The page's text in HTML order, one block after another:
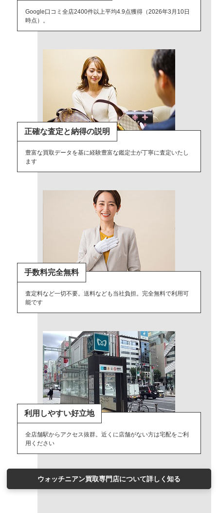
Google口コミ全店2400件以上平均4.9点獲得（2026年3月10日
時点）。
正確な査定と納得の説明
豊富な買取データを基に経験豊富な鑑定士が丁寧に査定いたし
ます
手数料完全無料
査定料など一切不要。送料なども当社負担。完全無料で利用可
能です
利用しやすい好立地
全店舗駅からアクセス抜群。近くに店舗がない方は宅配をご利
用ください
ウォッチニアン買取専門店について詳しく知る